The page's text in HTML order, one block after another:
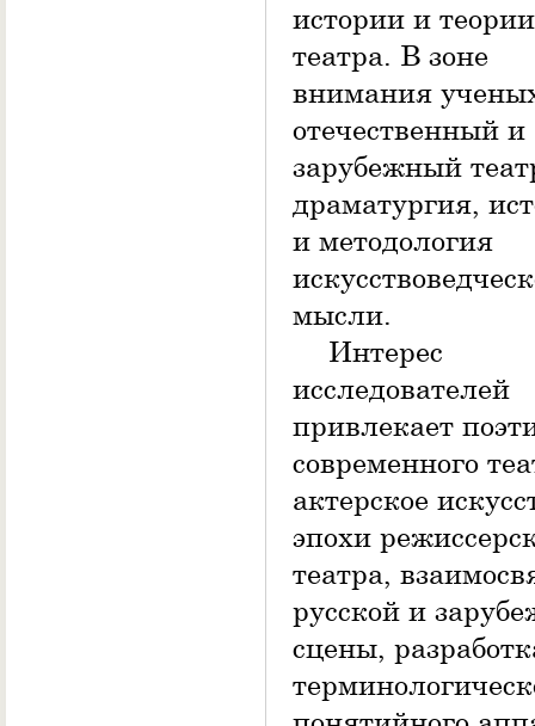
истории и теории
театра. В зоне
внимания
отечественный и
зарубежный
драматургия,
и методология
мысли.
Интерес
исследователей
привлекает
современного
актерское
эпохи
театра,
русской и
сцены,